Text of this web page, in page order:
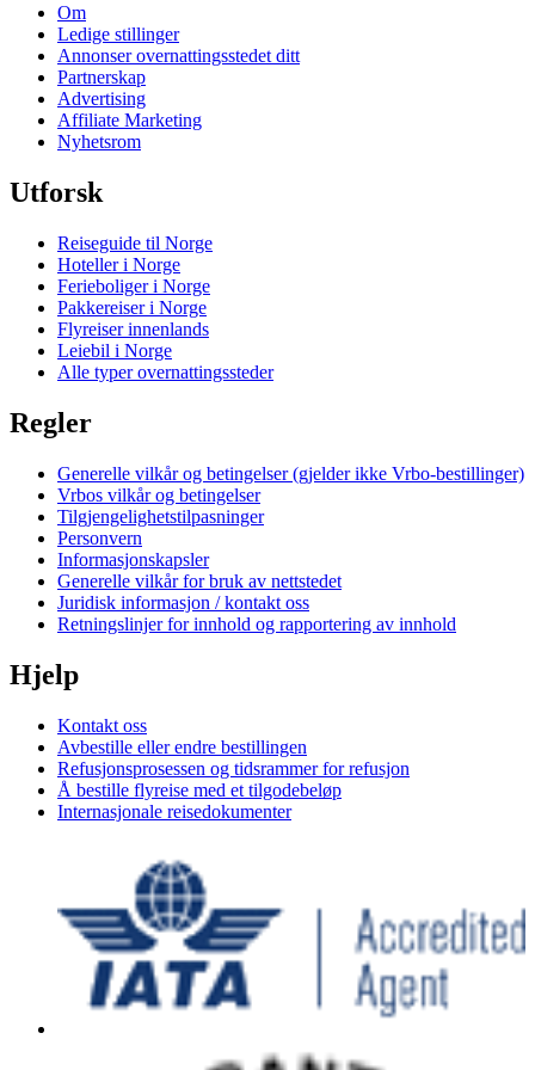
Om
Ledige stillinger
Annonser overnattingsstedet ditt
Partnerskap
Advertising
Affiliate Marketing
Nyhetsrom
Utforsk
Reiseguide til Norge
Hoteller i Norge
Ferieboliger i Norge
Pakkereiser i Norge
Flyreiser innenlands
Leiebil i Norge
Alle typer overnattingssteder
Regler
Generelle vilkår og betingelser (gjelder ikke Vrbo-bestillinger)
Vrbos vilkår og betingelser
Tilgjengelighetstilpasninger
Personvern
Informasjonskapsler
Generelle vilkår for bruk av nettstedet
Juridisk informasjon / kontakt oss
Retningslinjer for innhold og rapportering av innhold
Hjelp
Kontakt oss
Avbestille eller endre bestillingen
Refusjonsprosessen og tidsrammer for refusjon
Å bestille flyreise med et tilgodebeløp
Internasjonale reisedokumenter